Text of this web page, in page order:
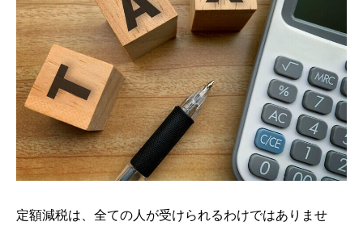
定額減税は、全ての人が受けられるわけではありませ